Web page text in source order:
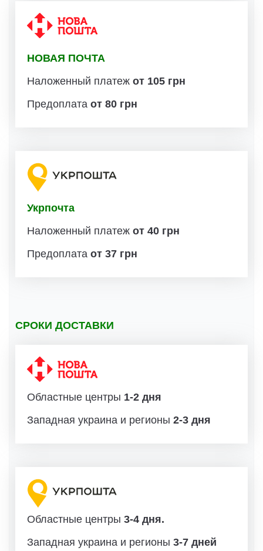
НОВАЯ ПОЧТА
Наложенный платеж от 105 грн
Предоплата от 80 грн
Укрпочта
Наложенный платеж от 40 грн
Предоплата от 37 грн
СРОКИ ДОСТАВКИ
Областные центры 1-2 дня
Западная украина и регионы 2-3 дня
Областные центры 3-4 дня.
Западная украина и регионы 3-7 дней